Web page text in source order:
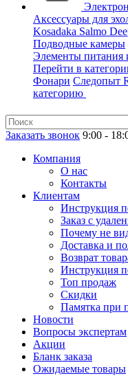
Аксессуары для
Kosadaka Salmo
Подводные камеры
Элементы питания
Перейти в
Фонари Следопыт
категорию
Заказать звонок 9:00 -
Компания
О нас
Контакты
Клиентам
Инструкция
Заказ с
Почему не
Доставка и
Возврат
Инструкция
Топ продаж
Скидки
Памятка при
Новости
Вопросы экспертам
Акции
Бланк заказа
Ожидаемые товары